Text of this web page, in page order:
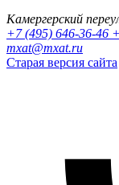
Камергерский
+7 (495) 646-36-46
mxat@mxat.ru
Старая версия сайта